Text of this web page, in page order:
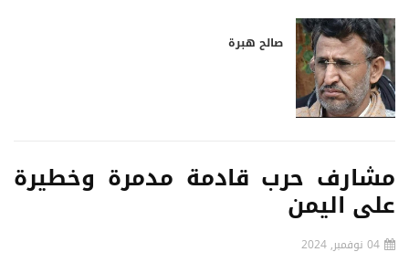
صالح هبرة
مشارف حرب قادمة مدمرة وخطيرة
على اليمن
04 نوفمبر, 2024